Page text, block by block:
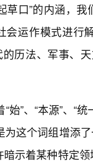
草口”的内涵，
运作模式进行
的历法、军事、
“始”、“本源”、“
为这个词组增添
示着某种特定